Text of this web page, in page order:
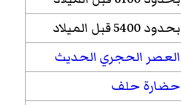
بحدود 5400 قبل الميلاد
العصر الحجري الحديث
حضارة حلف